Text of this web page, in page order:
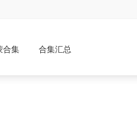
合集 合集汇总